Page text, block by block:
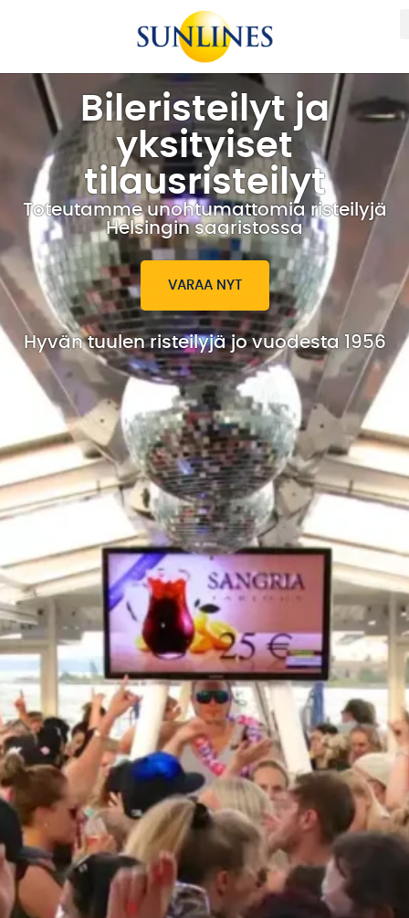
Bileristeilyt ja
yksityiset
tilausristeilyt
Toteutamme unohtumattomia risteilyjä
Helsingin saaristossa
VARAA NYT
Hyvän tuulen risteilyjä jo vuodesta 1956